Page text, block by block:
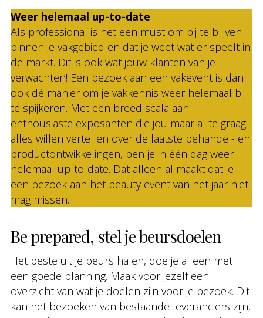
Weer helemaal up-to-date
Als professional is het een must om bij te blijven
binnen je vakgebied en dat je weet wat er speelt in
de markt. Dit is ook wat jouw klanten van je
verwachten! Een bezoek aan een vakevent is dan
ook dé manier om je vakkennis weer helemaal bij
te spijkeren. Met een breed scala aan
enthousiaste exposanten die jou maar al te graag
alles willen vertellen over de laatste behandel- en
productontwikkelingen, ben je in één dag weer
helemaal up-to-date. Dat alleen al maakt dat je
een bezoek aan het beauty event van het jaar niet
mag missen.
Be prepared, stel je beursdoelen
Het beste uit je beurs halen, doe je alleen met
een goede planning. Maak voor jezelf een
overzicht van wat je doelen zijn voor je bezoek. Dit
kan het bezoeken van bestaande leveranciers zijn,